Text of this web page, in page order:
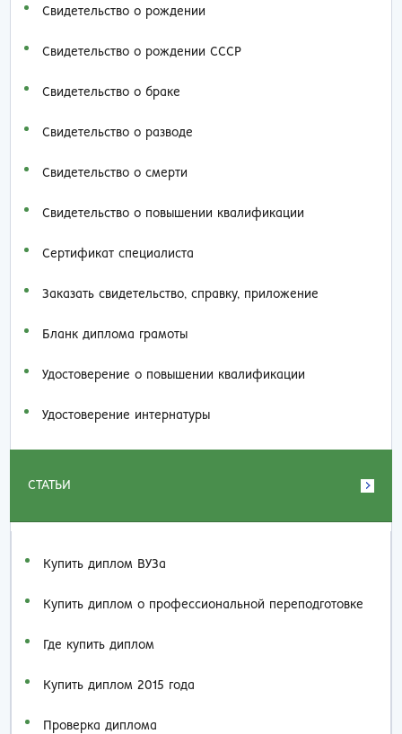
Свидетельство о рождении
Свидетельство о рождении СССР
Свидетельство о браке
Свидетельство о разводе
Свидетельство о смерти
Свидетельство о повышении квалификации
Сертификат специалиста
Заказать cвидетельство, справку, приложение
Бланк диплома грамоты
Удостоверение о повышении квалификации
Удостоверение интернатуры
СТАТЬИ
Купить диплом ВУЗа
Купить диплом о профессиональной переподготовке
Где купить диплом
Купить диплом 2015 года
Проверка диплома